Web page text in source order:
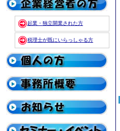
起業・独立開業された方
税理士が既にいらっしゃる方